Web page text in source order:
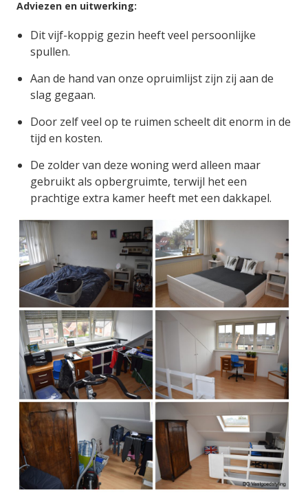
Adviezen en uitwerking:
Dit vijf-koppig gezin heeft veel persoonlijke
spullen.
Aan de hand van onze opruimlijst zijn zij aan de
slag gegaan.
Door zelf veel op te ruimen scheelt dit enorm in de
tijd en kosten.
De zolder van deze woning werd alleen maar
gebruikt als opbergruimte, terwijl het een
prachtige extra kamer heeft met een dakkapel.